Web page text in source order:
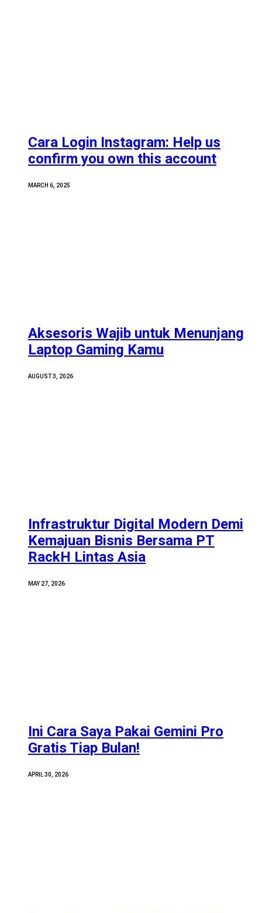
Cara Login Instagram: Help us
confirm you own this account
MARCH 6, 2025
Aksesoris Wajib untuk Menunjang
Laptop Gaming Kamu
AUGUST 3, 2026
Infrastruktur Digital Modern Demi
Kemajuan Bisnis Bersama PT
RackH Lintas Asia
MAY 27, 2026
Ini Cara Saya Pakai Gemini Pro
Gratis Tiap Bulan!
APRIL 30, 2026